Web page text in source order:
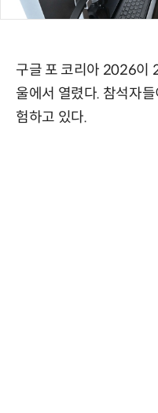
구글 포 코리아 2026이
울에서 열렸다. 참석자
험하고 있다.